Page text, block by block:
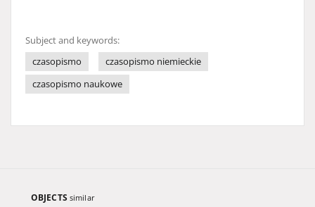
Subject and keywords:
czasopismo
czasopismo niemieckie
czasopismo naukowe
OBJECTS similar